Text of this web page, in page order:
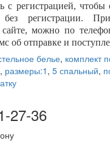
с регистрацией, чтобы
регистрации.
можно по
об отправке и
белье, комплект
, размеры:1 , 5 спальный,
27-36